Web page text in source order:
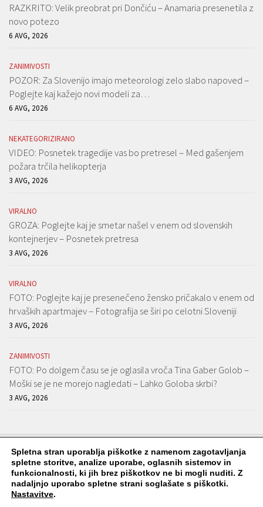
RAZKRITO: Velik preobrat pri Dončiću – Anamaria presenetila z
novo potezo
6 AVG, 2026
ZANIMIVOSTI
POZOR: Za Slovenijo imajo meteorologi zelo slabo napoved –
Poglejte kaj kažejo novi modeli za…
6 AVG, 2026
NEKATEGORIZIRANO
VIDEO: Posnetek tragedije vas bo pretresel – Med gašenjem
požara trčila helikopterja
3 AVG, 2026
VIRALNO
GROZA: Poglejte kaj je smetar našel v enem od slovenskih
kontejnerjev – Posnetek pretresa
3 AVG, 2026
VIRALNO
FOTO: Poglejte kaj je presenečeno žensko pričakalo v enem od
hrvaških apartmajev – Fotografija se širi po celotni Sloveniji
3 AVG, 2026
ZANIMIVOSTI
FOTO: Po dolgem času se je oglasila vroča Tina Gaber Golob –
Moški se je ne morejo nagledati – Lahko Goloba skrbi?
3 AVG, 2026
Viralko.si © 2026. Vse pravice pridržane.
Spletna stran uporablja piškotke z namenom zagotavljanja
spletne storitve, analize uporabe, oglasnih sistemov in
funkcionalnosti, ki jih brez piškotkov ne bi mogli nuditi. Z
nadaljnjo uporabo spletne strani soglašate s piškotki.
Nastavitve.